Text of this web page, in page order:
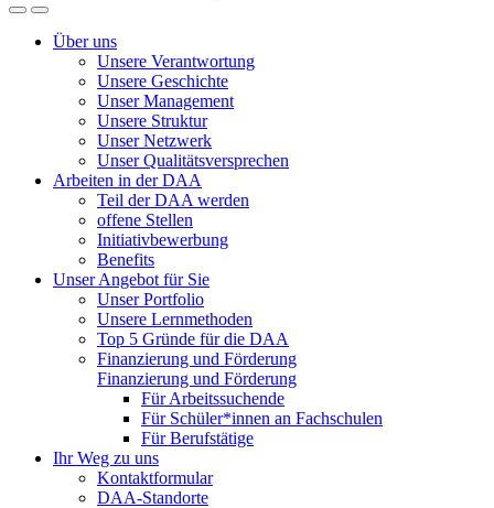
Über uns
Unsere Verantwortung
Unsere Geschichte
Unser Management
Unsere Struktur
Unser Netzwerk
Unser Qualitätsversprechen
Arbeiten in der DAA
Teil der DAA werden
offene Stellen
Initiativbewerbung
Benefits
Unser Angebot für Sie
Unser Portfolio
Unsere Lernmethoden
Top 5 Gründe für die DAA
Finanzierung und Förderung
Finanzierung und Förderung
Für Arbeitssuchende
Für Schüler*innen an Fachschulen
Für Berufstätige
Ihr Weg zu uns
Kontaktformular
DAA-Standorte